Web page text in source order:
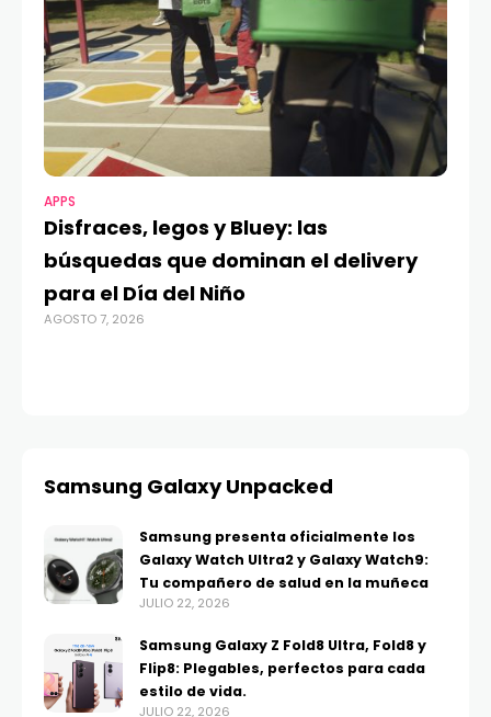
APPS
Disfraces, legos y Bluey: las
búsquedas que dominan el delivery
para el Día del Niño
AGOSTO 7, 2026
Samsung Galaxy Unpacked
Samsung presenta oficialmente los
Galaxy Watch Ultra2 y Galaxy Watch9:
Tu compañero de salud en la muñeca
JULIO 22, 2026
Samsung Galaxy Z Fold8 Ultra, Fold8 y
Flip8: Plegables, perfectos para cada
estilo de vida.
JULIO 22, 2026